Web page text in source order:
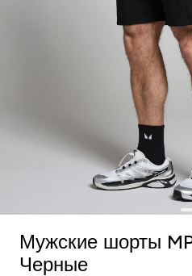
Мужские шорты
Черные